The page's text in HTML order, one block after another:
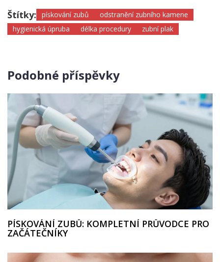
Štítky: pískování zubů
odstranění zubního kamene
hygienická úpruba
délka procedury zubní plak
Podobné příspěvky
PÍSKOVÁNÍ ZUBŮ: KOMPLETNÍ PRŮVODCE PRO
ZAČÁTEČNÍKY